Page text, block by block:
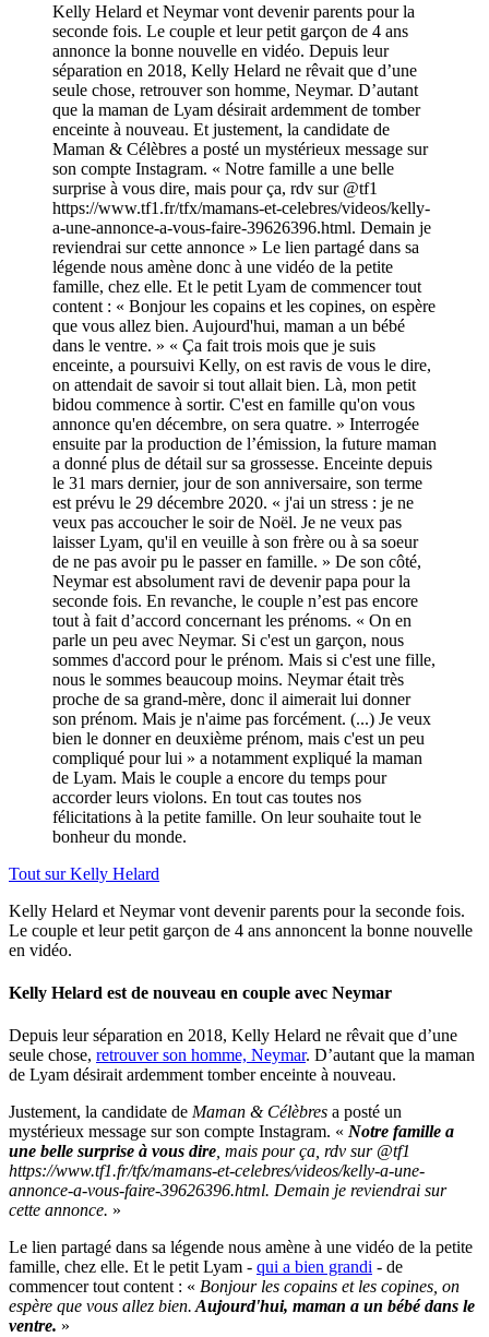
Kelly Helard et Neymar vont devenir parents pour la
seconde fois. Le couple et leur petit garçon de 4 ans
annonce la bonne nouvelle en vidéo. Depuis leur
séparation en 2018, Kelly Helard ne rêvait que d’une
seule chose, retrouver son homme, Neymar. D’autant
que la maman de Lyam désirait ardemment de tomber
enceinte à nouveau. Et justement, la candidate de
Maman & Célèbres a posté un mystérieux message sur
son compte Instagram. « Notre famille a une belle
surprise à vous dire, mais pour ça, rdv sur @tf1
https://www.tf1.fr/tfx/mamans-et-celebres/videos/kelly-
a-une-annonce-a-vous-faire-39626396.html. Demain je
reviendrai sur cette annonce » Le lien partagé dans sa
légende nous amène donc à une vidéo de la petite
famille, chez elle. Et le petit Lyam de commencer tout
content : « Bonjour les copains et les copines, on espère
que vous allez bien. Aujourd'hui, maman a un bébé
dans le ventre. » « Ça fait trois mois que je suis
enceinte, a poursuivi Kelly, on est ravis de vous le dire,
on attendait de savoir si tout allait bien. Là, mon petit
bidou commence à sortir. C'est en famille qu'on vous
annonce qu'en décembre, on sera quatre. » Interrogée
ensuite par la production de l’émission, la future maman
a donné plus de détail sur sa grossesse. Enceinte depuis
le 31 mars dernier, jour de son anniversaire, son terme
est prévu le 29 décembre 2020. « j'ai un stress : je ne
veux pas accoucher le soir de Noël. Je ne veux pas
laisser Lyam, qu'il en veuille à son frère ou à sa soeur
de ne pas avoir pu le passer en famille. » De son côté,
Neymar est absolument ravi de devenir papa pour la
seconde fois. En revanche, le couple n’est pas encore
tout à fait d’accord concernant les prénoms. « On en
parle un peu avec Neymar. Si c'est un garçon, nous
sommes d'accord pour le prénom. Mais si c'est une fille,
nous le sommes beaucoup moins. Neymar était très
proche de sa grand-mère, donc il aimerait lui donner
son prénom. Mais je n'aime pas forcément. (...) Je veux
bien le donner en deuxième prénom, mais c'est un peu
compliqué pour lui » a notamment expliqué la maman
de Lyam. Mais le couple a encore du temps pour
accorder leurs violons. En tout cas toutes nos
félicitations à la petite famille. On leur souhaite tout le
bonheur du monde.
Tout surKelly Helard
Kelly Helard et Neymar vont devenir parents pour la seconde fois.
Le couple et leur petit garçon de 4 ans annoncent la bonne nouvelle
en vidéo.
Kelly Helard est de nouveau en couple avec Neymar
Depuis leur séparation en 2018, Kelly Helard ne rêvait que d’une
seule chose, retrouver son homme, Neymar. D’autant que la maman
de Lyam désirait ardemment tomber enceinte à nouveau.
Justement, la candidate de Maman & Célèbres a posté un
mystérieux message sur son compte Instagram. « Notre famille a
une belle surprise à vous dire , mais pour ça, rdv sur @tf1
https://www.tf1.fr/tfx/mamans-et-celebres/videos/kelly-a-une-
annonce-a-vous-faire-39626396.html. Demain je reviendrai sur
cette annonce. »
Le lien partagé dans sa légende nous amène à une vidéo de la petite
famille, chez elle. Et le petit Lyam - qui a bien grandi - de
commencer tout content : « Bonjour les copains et les copines, on
espère que vous allez bien. Aujourd'hui, maman a un bébé dans le
ventre. »